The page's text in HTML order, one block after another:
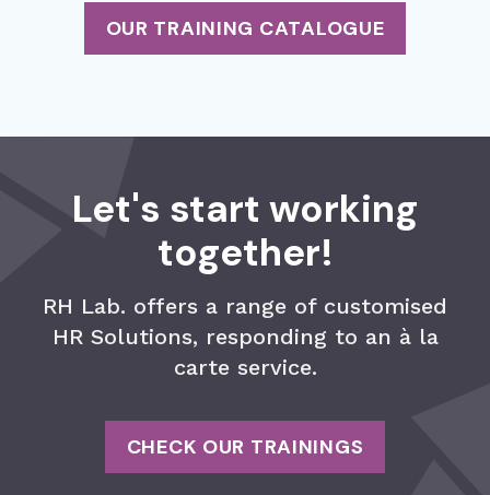
OUR TRAINING CATALOGUE
Let's start working
together!
RH Lab. offers a range of customised
HR Solutions, responding to an à la
carte service.
CHECK OUR TRAININGS